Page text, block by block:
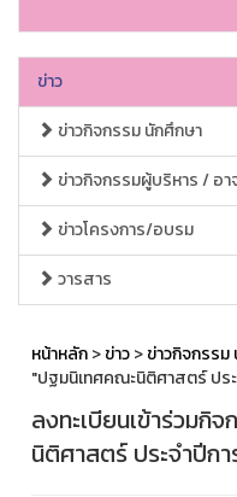
ข่าว
ข่าวกิจกรรม นักศึกษา
ข่าวกิจกรรมผู้บริหาร / อ
ข่าวโครงการ/อบรม
วารสาร
หน้าหลัก>ข่าว>ข่าวกิจกรรม
"ปฐมนิเทศคณะนิติศาสตร์ ปร
ลงทะเบียนเข้าร่วมกิ
นิติศาสตร์ ประจำปีก